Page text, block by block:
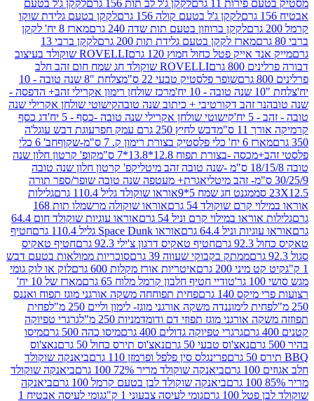
11 גרם
לקקן ג'ל לב תות 156 גרם
לקקן ג'ל בטעם
לקקן ג'ל בטעם קולה 156 גרם
לקקן בטעם גלידת שוקו
לקקן ברווזון בטעם תות שדה 240 גרם
מארז 8 יח' לקקן
מארז לקקן בטעם גלידת תות 200 גרם
לקקן ברבי 13
אייק פטל כחול חמוץ 120 גרם
ROVELLI שוקולד בעיצוב
גרם
ROVELLI שוקולד חג שמח חום זהב חלב
שופר פלסטיק טבעי 22 ס"מ
צלחת "8 שנה טובה - 10
מרכז שולחן רימון אקרילי זהב+ הדפסה -
זהב דקורטיבי + כיתוב שנה טובהקישוטי שולחן אקרילי שנה
קישוטי שולחן אקרילי שנה טובה -כסף - 5 יח'
דג כסף
ס"מ
דבש לחיץ 250 גרם עמק חפר
עוגת דבש עוגל'ה
בצורת רימון ק. 7 ס"מ-שקוף
חב' 6 כלי
-בצורת תפוח 12.8*13.8*7 ס"מ
קופ' קרטון חלון שנה
קפ' קרטון חלון שנה טובה
אגרת+ מעטפה שנה טובה שופר/ספר תורה
מגנט חג שמח 5*9
אוראו שוקולד גליל 110.4 גרם
גלילות
קרם שוקולד 54 גרם
אוראו שוקולה מרשמלו תות 168
במילוי קרם וניל 54 גרם
אוראו עוגיות שוקולד חום 64.4
וניל 64.4 גרם
אוראו Space Dunk גליל 110.4 גרם
חטיף
חטיף טאקיס דרגון צ'ילי 92.3 גרם
חטיף טאקיס
ממתק בקבוקי שעווה 39 גרם
סוכריות ממולאות בטעם דבש
200 גרם
איטריות אורז מקלות 600 גרם
לוק או לוק גומי
טודיי חטיף חלבון קרמל מלוח 65 גרם
מארז של 10 יח'
140 גרם
פחית תפוחחה משקה אורגני מוגז תפוח ואננס
לימוננדה משקה אורגני מוגז- לימון וליים 250 מ"ל
פחית
מוגז תפוזי דם ודומדמניות 250 מ"ל
גרגרי טפיוקה
גרגרי טפיוקה גדולים 400 גרם
מיסו כהה 500 גרם
מיסו
נאצ'וס טבעי 50 גרם
נאצ'וס תירס כחול 50 גרם
נאצ'וס
פרינגלס סין פלפל ופרמזן 110 גרם
ביאנקה שוקולד
ביאנקה שוקולד מריר 72% 100 גרם
ביאנקה שוקולד
ביאנקה שוקולד לבן בטעם קרמל 100 גרם
ביאנקה
גרם
גומי לעיסה צבעוני 1 ק"ג גומי לעיסה אבטיח 1